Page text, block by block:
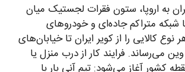
به اروپا، ستون فقرات لجستیک میان
شبکه متراکم جاده‌ای و خودروهای
نوع کالایی را از کویر ایران تا خیابان‌های
می‌رساند. فرایند کار از درب منزل یا
کشور آغاز می‌شود: تیم آنی بار با